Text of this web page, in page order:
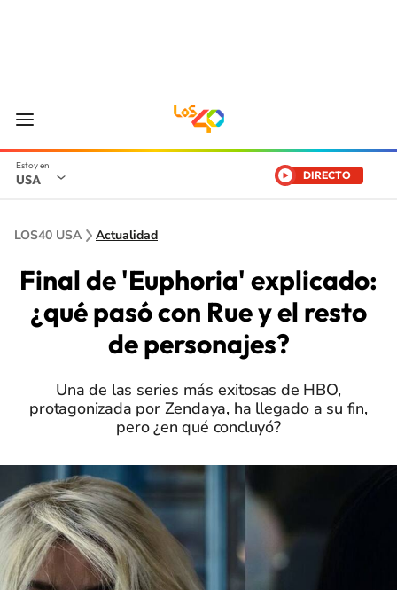
USA DIRECTO
LOS40 USA Actualidad
Final de 'Euphoria' explicado:
¿qué pasó con Rue y el resto
de personajes?
Una de las series más exitosas de HBO,
protagonizada por Zendaya, ha llegado a su fin,
pero ¿en qué concluyó?